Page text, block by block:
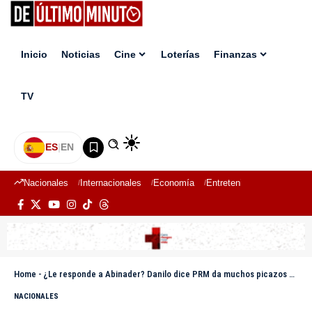
Inicio Noticias Cine Loterías Finanzas
TV
ES|EN
Nacionales Internacionales Economía Entretenimiento
Home - ¿Le responde a Abinader? Danilo dice PRM da muchos picazos pero no inaugura
NACIONALES